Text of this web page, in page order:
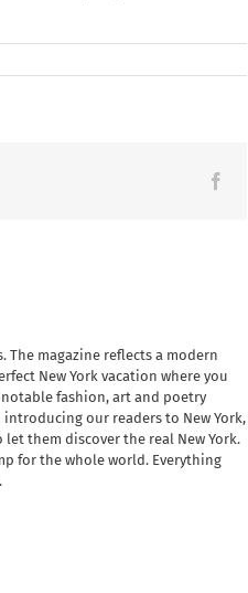
magazine reflects a modern
New York vacation where you
fashion, art and poetry
our readers to New York,
them discover the real New York.
for the whole world. Everything